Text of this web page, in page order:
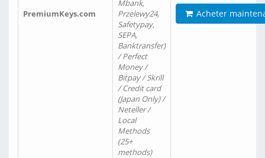
PremiumKeys.com
Mbank,
Przelewy24,
Safetypay,
SEPA,
Banktransfer)
/ Perfect
Money /
Bitpay / Skrill
/ Credit card
(Japan Only) /
Neteller /
Local
Methods
(25+
methods)
Acheter